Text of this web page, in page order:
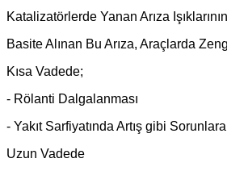
Katalizatörlerde Yanan Arıza
Basite Alınan Bu Arıza, Araçlarda
Kısa Vadede;
- Rölanti Dalgalanması
- Yakıt Sarfiyatında Artış gibi
Uzun Vadede